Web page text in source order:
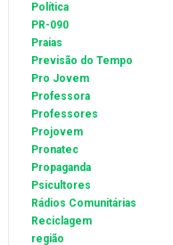
Política
PR-090
Praias
Previsão do Tempo
Pro Jovem
Professora
Professores
Projovem
Pronatec
Propaganda
Psicultores
Rádios Comunitárias
Reciclagem
região